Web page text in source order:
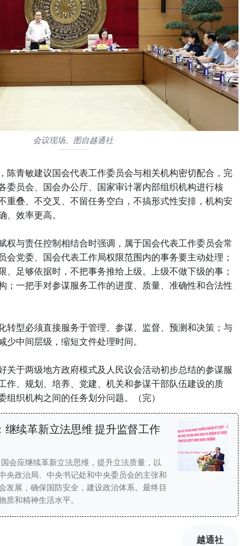
会议现场。图自越通社
陈青敏建议国会代表工作委员会与相关机构密切配合，完
委员会、国会办公厅、国家审计署内部组织机构进行核
重叠、不交叉、不留任务空白，不搞形式性安排，机构安
、效率更高。
权与责任控制相结合时强调，属于国会代表工作委员会常
会党委、国会代表工作局权限范围内的事务要主动处理；
、足够依据时，不把事务推给上级。上级不做下级的事；
；一把手对参谋服务工作的进度、质量、准确性和合法性
转型必须直接服务于管理、参谋、监督、预测和决策；与
少中间层级，缩短文件处理时间。
关于两级地方政府模式及人民议会活动初步总结的参谋服
作、规划、培养、党建、机关和参谋干部队伍建设的质
组织机构之间的任务划分问题。（完）
继续革新立法思维 提升监督工作
会应继续革新立法思维，提升立法质量，以
央政治局、中央书记处和中央委员会的主张和
发展，确保国防安全，建设政治体系。最终目
质和精神生活水平。
越通社